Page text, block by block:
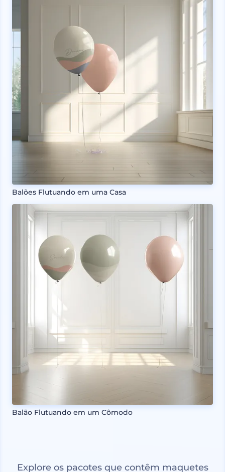
Balões Flutuando em uma Casa
Balão Flutuando em um Cômodo
Explore os pacotes que contêm maquetes